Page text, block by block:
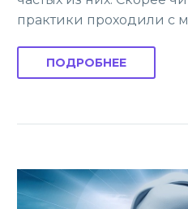
практики проходили с
ПОДРОБНЕЕ